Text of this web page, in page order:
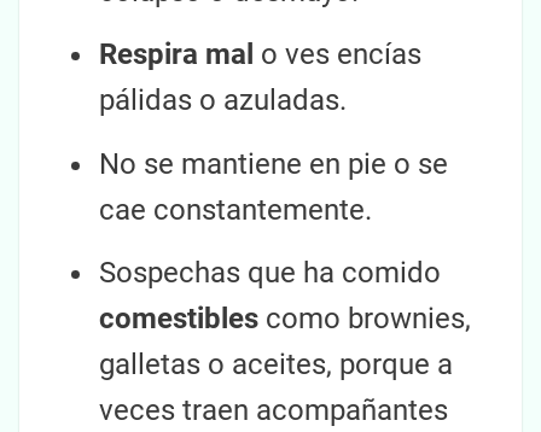
Respira mal o ves encías
pálidas o azuladas.
No se mantiene en pie o se
cae constantemente.
Sospechas que ha comido
comestibles como brownies,
galletas o aceites, porque a
veces traen acompañantes